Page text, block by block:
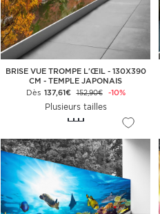
BRISE VUE TROMPE L'ŒIL - 130X390
CM - TEMPLE JAPONAIS
Dès 137,61€ 152,90€ -10%
Plusieurs tailles